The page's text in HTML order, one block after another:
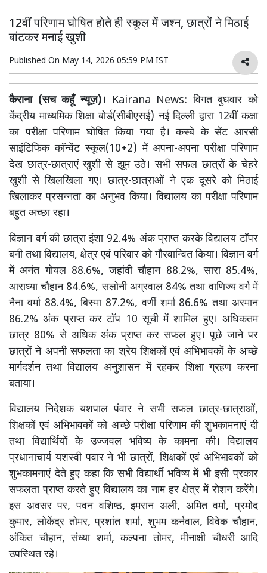
12वीं परिणाम घोषित होते ही स्कूल में जश्न, छात्रों ने मिठाई
बांटकर मनाई खुशी
Published On May 14, 2026 05:59 PM IST
कैराना (सच कहूँ न्यूज़)। Kairana News: विगत बुधवार को
केंद्रीय माध्यमिक शिक्षा बोर्ड(सीबीएसई) नई दिल्ली द्वारा 12वीं कक्षा
का परीक्षा परिणाम घोषित किया गया है। कस्बे के सेंट आरसी
साइंटिफिक कॉन्वेंट स्कूल(10+2) में अपना-अपना परीक्षा परिणाम
देख छात्र-छात्राएं खुशी से झूम उठे। सभी सफल छात्रों के चेहरे
खुशी से खिलखिला गए। छात्र-छात्राओं ने एक दूसरे को मिठाई
खिलाकर प्रसन्नता का अनुभव किया। विद्यालय का परीक्षा परिणाम
बहुत अच्छा रहा।
विज्ञान वर्ग की छात्रा इंशा 92.4% अंक प्राप्त करके विद्यालय टॉपर
बनी तथा विद्यालय, क्षेत्र एवं परिवार को गौरवान्वित किया। विज्ञान वर्ग
में अनंत गोयल 88.6%, जहांवी चौहान 88.2%, सारा 85.4%,
आराध्या चौहान 84.6%, सलोनी अग्रवाल 84% तथा वाणिज्य वर्ग में
नैना वर्मा 88.4%, बिस्मा 87.2%, वर्णी शर्मा 86.6% तथा अरमान
86.2% अंक प्राप्त कर टॉप 10 सूची में शामिल हुए। अधिकतम
छात्र 80% से अधिक अंक प्राप्त कर सफल हुए। पूछे जाने पर
छात्रों ने अपनी सफलता का श्रेय शिक्षकों एवं अभिभावकों के अच्छे
मार्गदर्शन तथा विद्यालय अनुशासन में रहकर शिक्षा ग्रहण करना
बताया।
विद्यालय निदेशक यशपाल पंवार ने सभी सफल छात्र-छात्राओं,
शिक्षकों एवं अभिभावकों को अच्छे परीक्षा परिणाम की शुभकामनाएं दी
तथा विद्यार्थियों के उज्जवल भविष्य के कामना की। विद्यालय
प्रधानाचार्य यशस्वी पवार ने भी छात्रों, शिक्षकों एवं अभिभावकों को
शुभकामनाएं देते हुए कहा कि सभी विद्यार्थी भविष्य में भी इसी प्रकार
सफलता प्राप्त करते हुए विद्यालय का नाम हर क्षेत्र में रोशन करेंगे।
इस अवसर पर, पवन वशिष्ठ, इमरान अली, अमित वर्मा, प्रमोद
कुमार, लोकेंद्र तोमर, प्रशांत शर्मा, शुभम कर्नवाल, विवेक चौहान,
अंकित चौहान, संध्या शर्मा, कल्पना तोमर, मीनाक्षी चौधरी आदि
उपस्थित रहे।